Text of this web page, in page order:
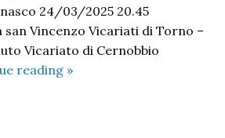
24/03/2025 20.45
san Vincenzo Vicariati di Torno –
Vicariato di Cernobbio
reading 2025
»